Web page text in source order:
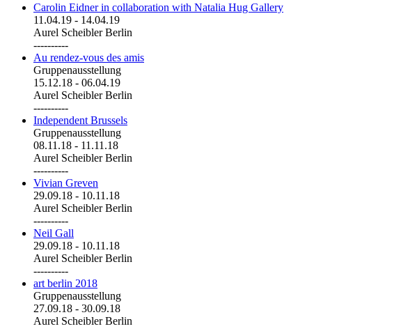
Carolin Eidner in collaboration with Natalia Hug Gallery
11.04.19 - 14.04.19
Aurel Scheibler Berlin
----------
Au rendez-vous des amis
Gruppenausstellung
15.12.18 - 06.04.19
Aurel Scheibler Berlin
----------
Independent Brussels
Gruppenausstellung
08.11.18 - 11.11.18
Aurel Scheibler Berlin
----------
Vivian Greven
29.09.18 - 10.11.18
Aurel Scheibler Berlin
----------
Neil Gall
29.09.18 - 10.11.18
Aurel Scheibler Berlin
----------
art berlin 2018
Gruppenausstellung
27.09.18 - 30.09.18
Aurel Scheibler Berlin